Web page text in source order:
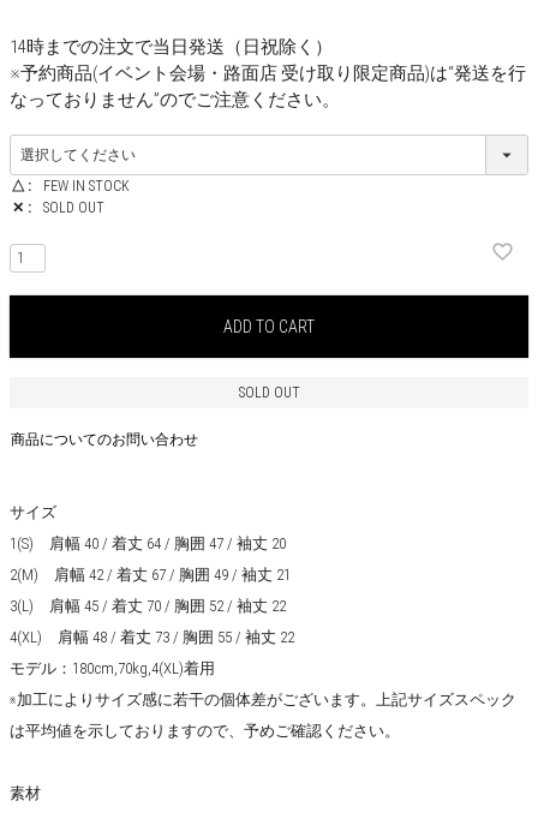
14時までの注文で当日発送（日祝除く）
※予約商品(イベント会場・路面店 受け取り限定商品)は“発送を行
なっておりません”のでご注意ください。
△
FEW IN STOCK
✕
SOLD OUT
ADD TO CART
SOLD OUT
商品についてのお問い合わせ
サイズ
1(S) 肩幅 40 / 着丈 64 / 胸囲 47 / 袖丈 20
2(M) 肩幅 42 / 着丈 67 / 胸囲 49 / 袖丈 21
3(L) 肩幅 45 / 着丈 70 / 胸囲 52 / 袖丈 22
4(XL) 肩幅 48 / 着丈 73 / 胸囲 55 / 袖丈 22
モデル：180cm,70kg,4(XL)着用
※加工によりサイズ感に若干の個体差がございます。上記サイズスペック
は平均値を示しておりますので、予めご確認ください。
素材